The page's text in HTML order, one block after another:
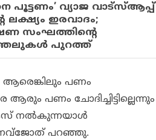
പൂട്ടണം’ വ്യാജ വാട്‌സ്ആപ്പ്
ലക്ഷ്യം ഇരവാദം;
സംഘത്തിന്റെ
പുറത്ത്
ആരെങ്കിലും പണം
പണം ചോദിച്ചിട്ടില്ലെന്നും
നല്‍കുന്നയാള്‍
നവ്‌ജോത് പറഞ്ഞു.